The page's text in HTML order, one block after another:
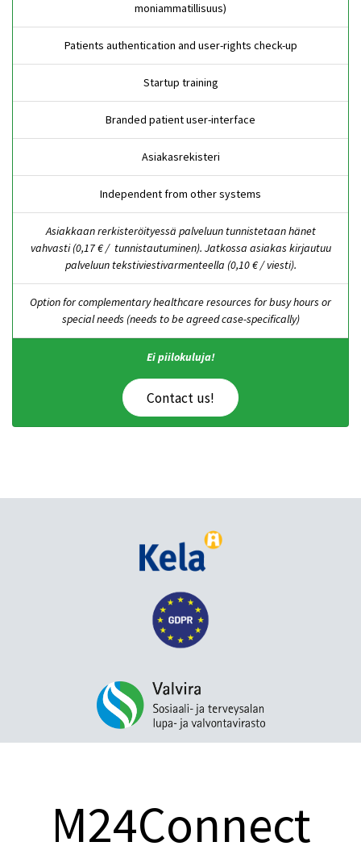
moniammatillisuus)
Patients authentication and user-rights check-up
Startup training
Branded patient user-interface
Asiakasrekisteri
Independent from other systems
Asiakkaan rerkisteröityessä palveluun tunnistetaan hänet
vahvasti (0,17 € / tunnistautuminen). Jatkossa asiakas kirjautuu
palveluun tekstiviestivarmenteella (0,10 € / viesti).
Option for complementary healthcare resources for busy hours or
special needs (needs to be agreed case-specifically)
Ei piilokuluja!
Contact us!
M24Connect